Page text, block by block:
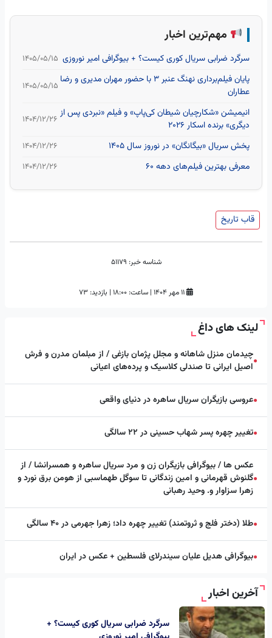
مهم‌ترین اخبار
سرگرد ضرابی سریال کوری کیست؟ + بیوگرافی امیر نوروزی ۱۴۰۵/۰۵/۱۵
پایان فیلم‌برداری نهنگ عنبر ۳ با حضور مهران مدیری و رضا
عطاران
۱۴۰۵/۰۵/۱۵
انیمیشن «شکارچیان شیطان کی‌پاپ» و فیلم «نبردی پس از
دیگری» برنده اسکار 2026
۱۴۰۴/۱۲/۲۶
پخش سریال «بیگانگان» در نوروز سال ۱۴۰۵ ۱۴۰۴/۱۲/۲۶
معرفی بهترین فیلم‌های دهه ۶۰ ۱۴۰۴/۱۲/۲۶
قاب تاریخ
شناسه خبر:
| ساعت: ۱۸:۰۰ | بازدید: 73
لینک های داغ
●چیدمان منزل شاهانه و مجلل پژمان بازغی / از مبلمان مدرن و فرش
اصیل ایرانی تا صندلی کلاسیک و پرده‌های اعیانی
●عروسی بازیگران سریال ساهره در دنیای واقعی
●تغییر چهره پسر شهاب حسینی در ۲۲ سالگی
●
عکس ها / بیوگرافی بازیگران زن و مرد سریال ساهره و همسرانشا / از
گلنوش قهرمانی و امین زندگانی تا سوگل طهماسبی از هومن برق نورد و
زهرا سزاوار و. وحید رهبانی
●طلا (دختر فلج و ثروتمند) تغییر چهره داد؛ زهرا جهرمی در ۴۰ سالگی
●بیوگرافی هدیل علیان سیندرلای فلسطین + عکس در ایران
آخرین اخبار
سرگرد ضرابی سریال کوری کیست؟ +